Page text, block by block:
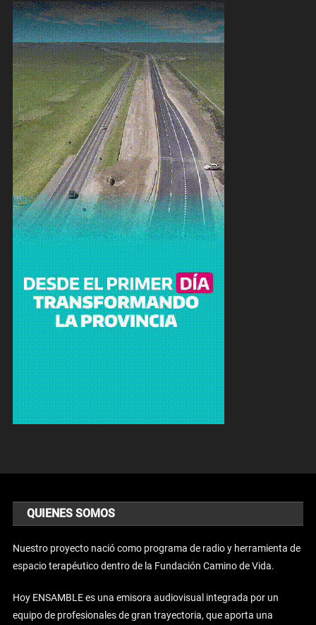
QUIENES SOMOS
Nuestro proyecto nació como programa de radio y herramienta de
espacio terapéutico dentro de la Fundación Camino de Vida.
Hoy ENSAMBLE es una emisora audiovisual integrada por un
equipo de profesionales de gran trayectoria, que aporta una